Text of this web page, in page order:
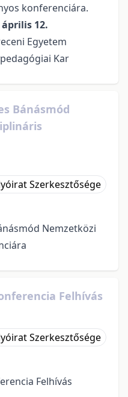
konferenciára.
április 12.
Egyetem
Kar
Bánásmód
Szerkesztősége
Nemzetközi
Felhívás
Szerkesztősége
Felhívás